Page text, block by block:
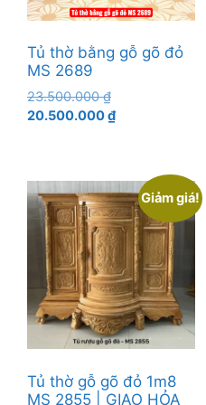
Tủ thờ bằng gỗ gõ đỏ
MS 2689
23.500.000₫Giá
gốc
20.500.000₫Giá
20.500.000 ₫.
Giảm giá!
Tủ thờ gỗ gõ đỏ 1m8
MS 2855 | GIAO HỎA